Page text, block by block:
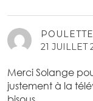
POULETTE
21 JUILLET
Merci Solange
justement à la